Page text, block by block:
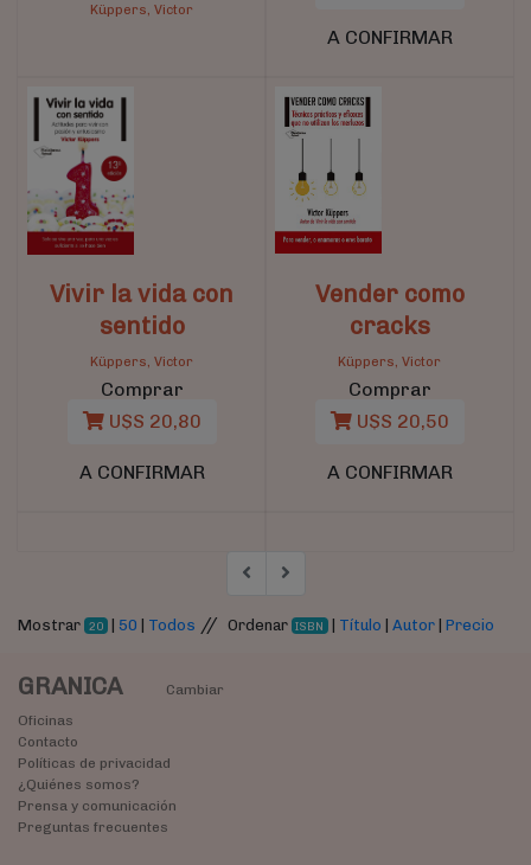
Küppers, Victor
A CONFIRMAR
Vivir la vida con
sentido
Küppers, Victor
Comprar
U$S 20,80
A CONFIRMAR
Vender como
cracks
Küppers, Victor
Comprar
U$S 20,50
A CONFIRMAR
Mostrar 20 | 50 | Todos // Ordenar ISBN | Título |Autor |Precio
GRANICA
Cambiar
Oficinas
Contacto
Políticas de privacidad
¿Quiénes somos?
Prensa y comunicación
Preguntas frecuentes